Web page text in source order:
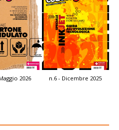
2026 n.6 - Dicembre 2025